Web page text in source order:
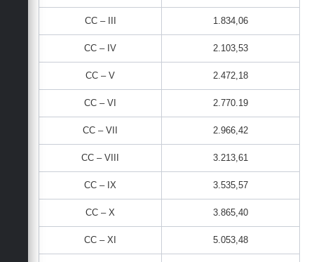
CC – III 1.834,06
CC – IV 2.103,53
CC – V 2.472,18
CC – VI 2.770.19
CC – VII 2.966,42
CC – VIII 3.213,61
CC – IX 3.535,57
CC – X 3.865,40
CC – XI 5.053,48